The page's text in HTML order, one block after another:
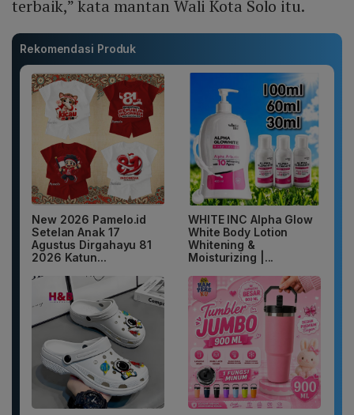
terbaik,” kata mantan Wali Kota Solo itu.
Rekomendasi Produk
New 2026 Pamelo.id
Setelan Anak 17
Agustus Dirgahayu 81
2026 Katun...
WHITE INC Alpha Glow
White Body Lotion
Whitening &
Moisturizing |...